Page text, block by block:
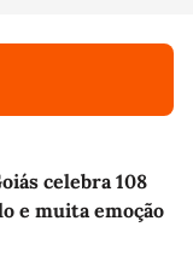
celebra 108
e muita emoção